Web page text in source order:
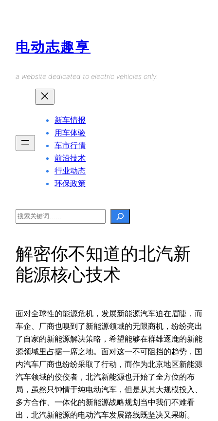
电动志趣享
a website dedicated to electric vehicles only.
新车情报
用车体验
车市行情
前沿技术
行业动态
环保政策
Search
解密你不知道的北汽新
能源核心技术
面对全球性的能源危机，发展新能源汽车迫在眉睫，而
车企、厂商也嗅到了新能源领域的无限商机，纷纷亮出
了自家的新能源解决策略，希望能够在群雄逐鹿的新能
源领域里占据一席之地。面对这一不可阻挡的趋势，国
内汽车厂商也纷纷采取了行动，而作为北京地区新能源
汽车领域的佼佼者，北汽新能源也开始了全方位的布
局，虽然只钟情于纯电动汽车，但是从其大规模投入、
多方合作、一体化的新能源战略规划当中我们不难看
出，北汽新能源的电动汽车发展路线既坚决又果断。